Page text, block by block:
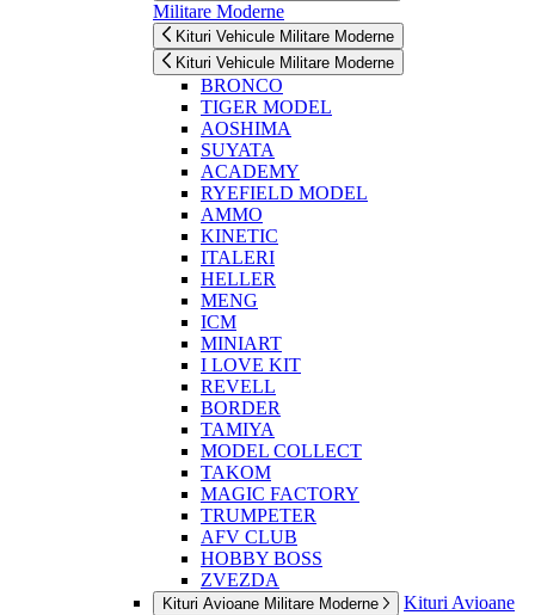
Militare Moderne
Kituri Vehicule Militare Moderne
Kituri Vehicule Militare Moderne
BRONCO
TIGER MODEL
AOSHIMA
SUYATA
ACADEMY
RYEFIELD MODEL
AMMO
KINETIC
ITALERI
HELLER
MENG
ICM
MINIART
I LOVE KIT
REVELL
BORDER
TAMIYA
MODEL COLLECT
TAKOM
MAGIC FACTORY
TRUMPETER
AFV CLUB
HOBBY BOSS
ZVEZDA
Kituri Avioane Militare Moderne
Kituri Avioane